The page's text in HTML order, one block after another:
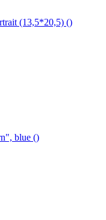
(13,5*20,5) ()
blue ()